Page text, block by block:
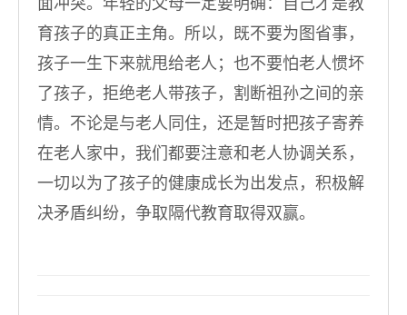
面冲突。年轻的父母一定要明确：自己才是教
育孩子的真正主角。所以，既不要为图省事，
孩子一生下来就甩给老人；也不要怕老人惯坏
了孩子，拒绝老人带孩子，割断祖孙之间的亲
情。不论是与老人同住，还是暂时把孩子寄养
在老人家中，我们都要注意和老人协调关系，
一切以为了孩子的健康成长为出发点，积极解
决矛盾纠纷，争取隔代教育取得双赢。